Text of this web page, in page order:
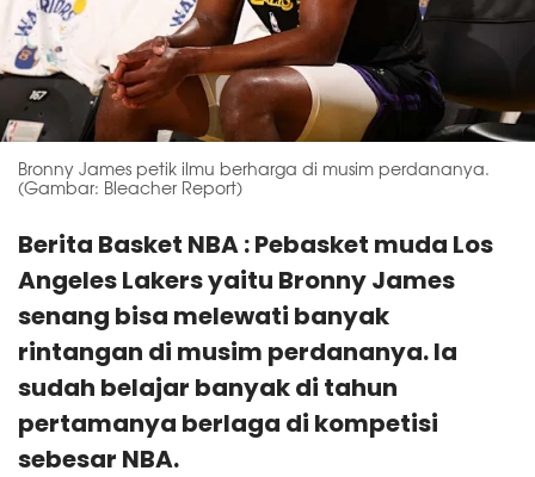
Bronny James petik ilmu berharga di musim perdananya.
(Gambar: Bleacher Report)
Berita Basket NBA : Pebasket muda Los
Angeles Lakers yaitu Bronny James
senang bisa melewati banyak
rintangan di musim perdananya. Ia
sudah belajar banyak di tahun
pertamanya berlaga di kompetisi
sebesar NBA.